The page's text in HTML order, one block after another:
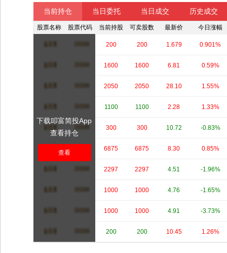
当前持仓 当日委托 当日成交 历史成交
股票名称 股票代码 当前持股 可卖股数 最新价 今日涨幅
**** 200 200 1.679 0.901%
**** 1600 1600 6.81 0.59%
**** 2050 2050 28.10 1.55%
**** 1100 1100 2.28 1.33%
**** **** 300 300 10.72 -0.83%
6875 6875 8.30 0.85%
**** 2297 2297 4.51 -1.96%
**** 1000 1000 4.76 -1.65%
**** 1000 1000 4.91 -3.73%
**** 200 200 10.45 1.26%
下载叩富简投App
查看持仓
查看